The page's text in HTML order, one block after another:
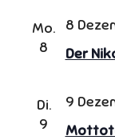
Mo.
8
Der
8
Di.
9
9